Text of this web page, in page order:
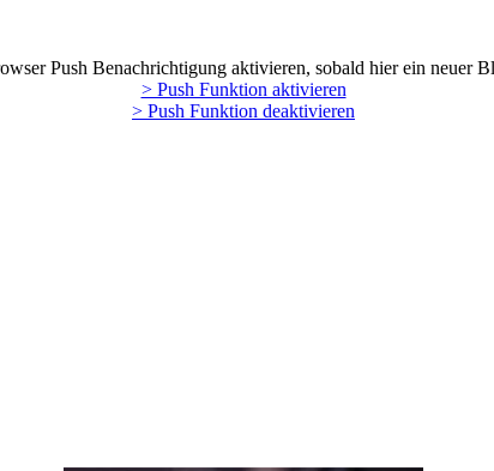
Push Benachrichtigung aktivieren, sobald hier ein neuer
> Push Funktion aktivieren
> Push Funktion deaktivieren